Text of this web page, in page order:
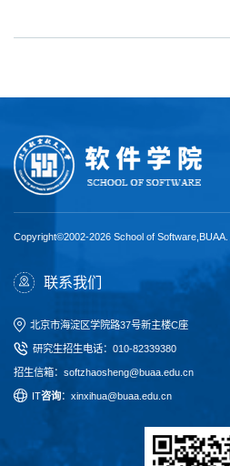
Copyright©2002-2026 School of Software,BUAA.
联系我们
北京市海淀区学院路37号新主楼C座
研究生招生电话： 010-82339380
招生信箱：softzhaosheng@buaa.edu.cn
T咨询：xinxihua@buaa.edu.cn